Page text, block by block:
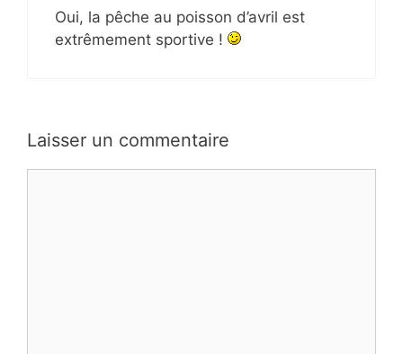
Oui, la pêche au poisson d’avril est
extrêmement sportive !
Laisser un commentaire